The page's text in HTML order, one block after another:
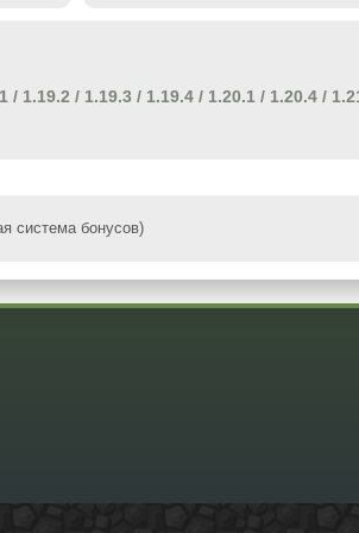
/ 1.19.2 / 1.19.3 / 1.19.4 / 1.20.1 / 1.20.4 /
система бонусов)